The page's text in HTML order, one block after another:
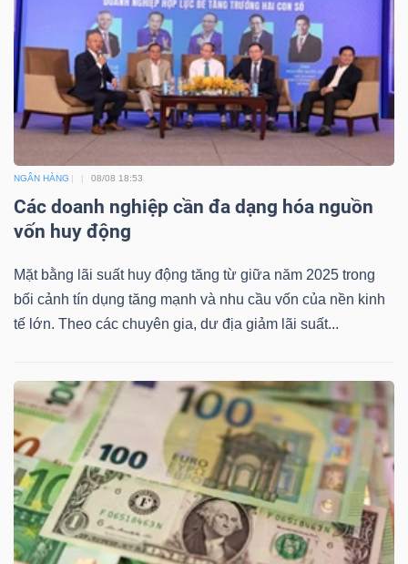
NGÂN HÀNG 08/08 18:53
Các doanh nghiệp cần đa dạng hóa nguồn
vốn huy động
Mặt bằng lãi suất huy động tăng từ giữa năm 2025 trong
bối cảnh tín dụng tăng mạnh và nhu cầu vốn của nền kinh
tế lớn. Theo các chuyên gia, dư địa giảm lãi suất...
Truyền
thông
tài
chính
Dữ
tài
chính